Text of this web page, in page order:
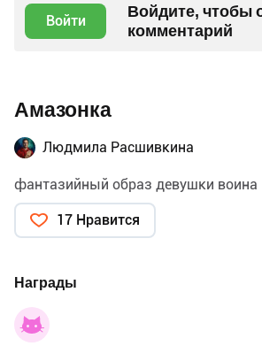
Войти
Войдите, чтобы
комментарий
Амазонка
Людмила Расшивкина
фантазийный образ девушки воина
17 Нравится
Награды